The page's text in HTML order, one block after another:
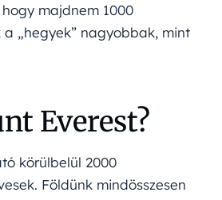
majdnem 1000
a „hegyek” nagyobbak, mint
Everest?
körülbelül 2000
Földünk mindösszesen